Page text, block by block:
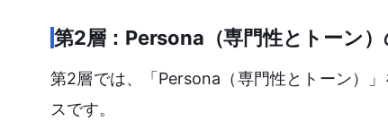
第2層：Persona（専門性とトーン）
第2層では、「Persona（専門性とトーン）
スです。